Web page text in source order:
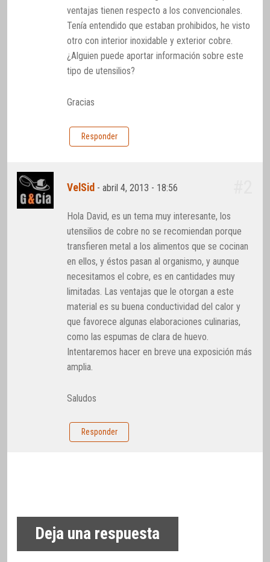
ventajas tienen respecto a los convencionales.
Tenía entendido que estaban prohibidos, he visto
otro con interior inoxidable y exterior cobre.
¿Alguien puede aportar información sobre este
tipo de utensilios?
Gracias
Responder
VelSid -abril 4, 2013 - 18:56
Hola David, es un tema muy interesante, los
utensilios de cobre no se recomiendan porque
transfieren metal a los alimentos que se cocinan
en ellos, y éstos pasan al organismo, y aunque
necesitamos el cobre, es en cantidades muy
limitadas. Las ventajas que le otorgan a este
material es su buena conductividad del calor y
que favorece algunas elaboraciones culinarias,
como las espumas de clara de huevo.
Intentaremos hacer en breve una exposición más
amplia.
Saludos
Responder
Deja una respuesta